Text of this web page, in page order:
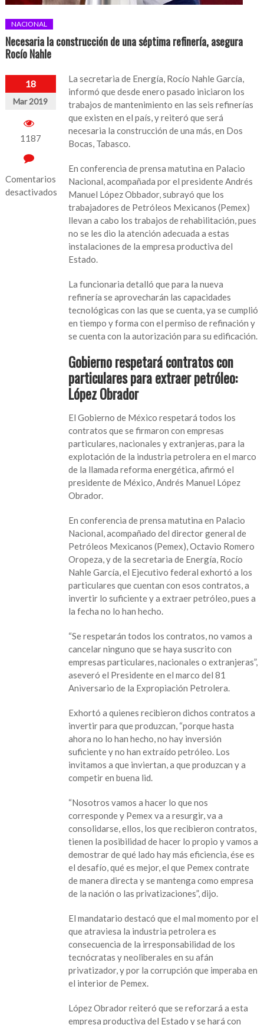
NACIONAL
Necesaria la construcción de una séptima refinería, asegura
Rocío Nahle
18
Mar 2019
1187
Comentarios
desactivados
La secretaria de Energía, Rocío Nahle García,
informó que desde enero pasado iniciaron los
trabajos de mantenimiento en las seis refinerías
que existen en el país, y reiteró que será
necesaria la construcción de una más, en Dos
Bocas, Tabasco.
En conferencia de prensa matutina en Palacio
Nacional, acompañada por el presidente Andrés
Manuel López Obbador, subrayó que los
trabajadores de Petróleos Mexicanos (Pemex)
llevan a cabo los trabajos de rehabilitación, pues
no se les dio la atención adecuada a estas
instalaciones de la empresa productiva del
Estado.
La funcionaria detalló que para la nueva
refinería se aprovecharán las capacidades
tecnológicas con las que se cuenta, ya se cumplió
en tiempo y forma con el permiso de refinación y
se cuenta con la autorización para su edificación.
Gobierno respetará contratos con
particulares para extraer petróleo:
López Obrador
El Gobierno de México respetará todos los
contratos que se firmaron con empresas
particulares, nacionales y extranjeras, para la
explotación de la industria petrolera en el marco
de la llamada reforma energética, afirmó el
presidente de México, Andrés Manuel López
Obrador.
En conferencia de prensa matutina en Palacio
Nacional, acompañado del director general de
Petróleos Mexicanos (Pemex), Octavio Romero
Oropeza, y de la secretaria de Energía, Rocío
Nahle García, el Ejecutivo federal exhortó a los
particulares que cuentan con esos contratos, a
invertir lo suficiente y a extraer petróleo, pues a
la fecha no lo han hecho.
“Se respetarán todos los contratos, no vamos a
cancelar ninguno que se haya suscrito con
empresas particulares, nacionales o extranjeras”,
aseveró el Presidente en el marco del 81
Aniversario de la Expropiación Petrolera.
Exhortó a quienes recibieron dichos contratos a
invertir para que produzcan, “porque hasta
ahora no lo han hecho, no hay inversión
suficiente y no han extraído petróleo. Los
invitamos a que inviertan, a que produzcan y a
competir en buena lid.
“Nosotros vamos a hacer lo que nos
corresponde y Pemex va a resurgir, va a
consolidarse, ellos, los que recibieron contratos,
tienen la posibilidad de hacer lo propio y vamos a
demostrar de qué lado hay más eficiencia, ése es
el desafío, qué es mejor, el que Pemex contrate
de manera directa y se mantenga como empresa
de la nación o las privatizaciones”, dijo.
El mandatario destacó que el mal momento por el
que atraviesa la industria petrolera es
consecuencia de la irresponsabilidad de los
tecnócratas y neoliberales en su afán
privatizador, y por la corrupción que imperaba en
el interior de Pemex.
López Obrador reiteró que se reforzará a esta
empresa productiva del Estado y se hará con